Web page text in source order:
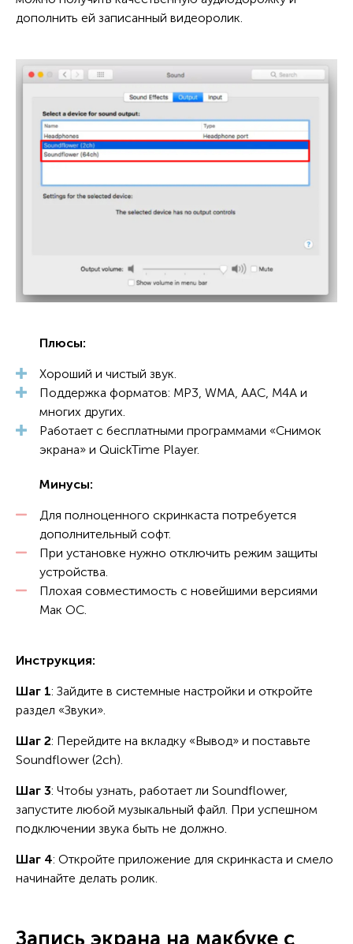
дополнить ей записанный видеоролик.
Плюсы:
Хороший и чистый звук.
Поддержка форматов: MP3, WMA, AAC, M4A и
многих других.
Работает с бесплатными программами «Снимок
экрана» и QuickTime Player.
Минусы:
Для полноценного скринкаста потребуется
дополнительный софт.
При установке нужно отключить режим защиты
устройства.
Плохая совместимость с новейшими версиями
Мак ОС.
Инструкция:
Шаг 1: Зайдите в системные настройки и откройте
раздел «Звуки».
Шаг 2: Перейдите на вкладку «Вывод» и поставьте
Soundflower (2ch).
Шаг 3: Чтобы узнать, работает ли Soundflower,
запустите любой музыкальный файл. При успешном
подключении звука быть не должно.
Шаг 4: Откройте приложение для скринкаста и смело
начинайте делать ролик.
Запись экрана на макбуке с